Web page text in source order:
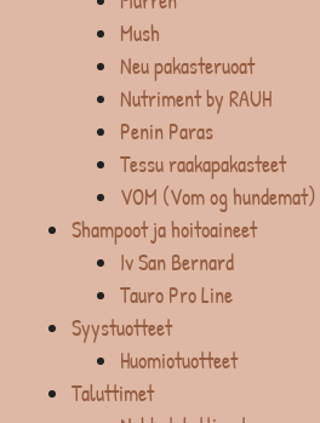
Mush
Neu pakasteruoat
Nutriment by RAUH
Penin Paras
Tessu raakapakasteet
VOM (Vom og hundemat)
Shampoot ja hoitoaineet
Iv San Bernard
Tauro Pro Line
Syystuotteet
Huomiotuotteet
Taluttimet